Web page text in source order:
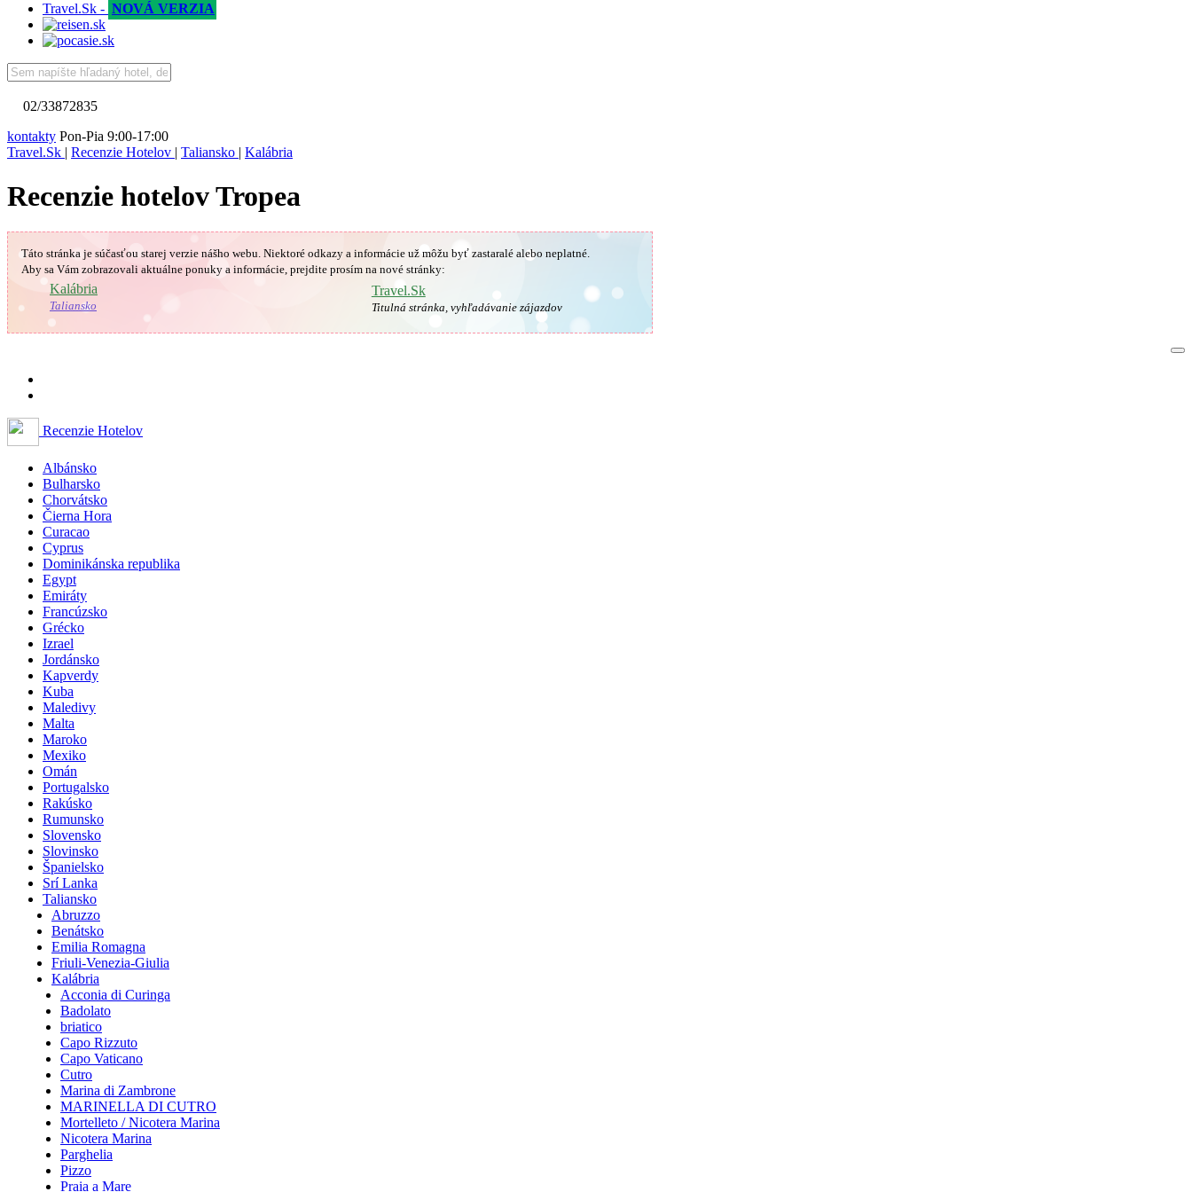
Travel.Sk - NOVÁ VERZIA
02/33872835
kontakty Pon-Pia 9:00-17:00
Travel.Sk | Recenzie Hotelov | Taliansko | Kalábria
Recenzie hotelov Tropea
Táto stránka je súčasťou starej verzie nášho webu. Niektoré odkazy a informácie už môžu byť zastaralé alebo neplatné.
Aby sa Vám zobrazovali aktuálne ponuky a informácie, prejdite prosím na nové stránky:
🇮🇹 Kalábria
Taliansko
Travel.Sk
Titulná stránka, vyhľadávanie zájazdov
Recenzie Hotelov
Albánsko
Bulharsko
Chorvátsko
Čierna Hora
Curacao
Cyprus
Dominikánska republika
Egypt
Emiráty
Francúzsko
Grécko
Izrael
Jordánsko
Kapverdy
Kuba
Maledivy
Malta
Maroko
Mexiko
Omán
Portugalsko
Rakúsko
Rumunsko
Slovensko
Slovinsko
Španielsko
Srí Lanka
Taliansko
Abruzzo
Benátsko
Emilia Romagna
Friuli-Venezia-Giulia
Kalábria
Acconia di Curinga
Badolato
briatico
Capo Rizzuto
Capo Vaticano
Cutro
Marina di Zambrone
MARINELLA DI CUTRO
Mortelleto / Nicotera Marina
Nicotera Marina
Parghelia
Pizzo
Praia a Mare